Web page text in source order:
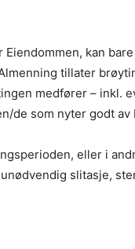
Eiendommen, kan
tillater
medfører – inkl.
de som nyter godt av
eller i
slitasje,